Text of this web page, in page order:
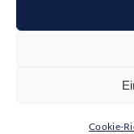
Cookie-